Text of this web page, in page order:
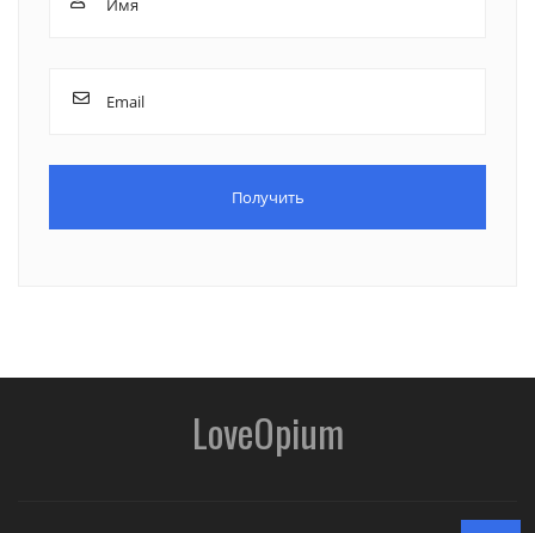
LoveOpium